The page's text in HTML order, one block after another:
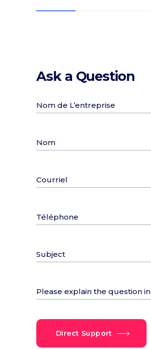
Ask a Question
Direct Support